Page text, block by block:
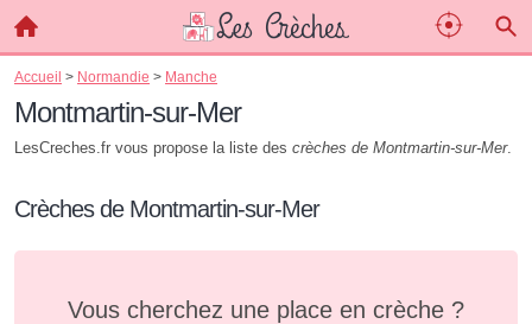
Accueil > Normandie > Manche
Montmartin-sur-Mer
LesCreches.fr vous propose la liste des crèches de Montmartin-sur-Mer.
Crèches de Montmartin-sur-Mer
Vous cherchez une place en crèche ?